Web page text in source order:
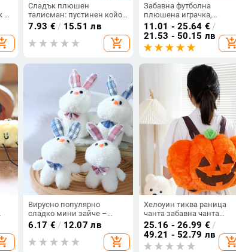
–
Сладък плюшен
талисман: пустинен койот,
малък карикатурен вълк —
играчка за чанта и
ключодържател
7.93 € / 15.51 лв
add_shopping_cart
Забавна футболна
плюшена играчка,
баскетболна кукла,
фланелка, плюшено
детски подарък,
възглавница за кукла за
11.01 - 25.64 € /
21.53 - 50.15 лв
Вирусно популярно
сладко мини зайче –
плюшена висулка за
чанта и ключодържател,
Дуду зайче
6.17 € / 12.07 лв
add_shopping_cart
Хелоуин тиква раница
чанта забавна чанта
диван еркер татами талия
надеждно лого
25.16 - 26.99 € /
49.21 - 52.79 лв